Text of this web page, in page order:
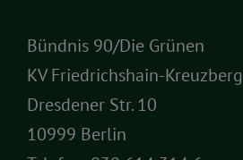
Bündnis 90/Die Grünen
KV Friedrichshain-Kreuzberg
Dresdener Str. 10
10999 Berlin